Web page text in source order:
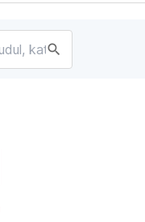
search